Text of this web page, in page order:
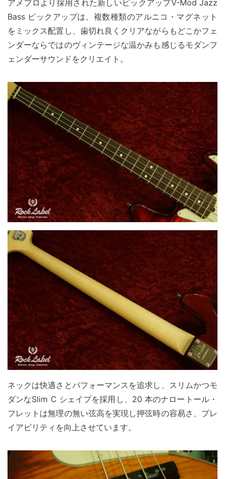
アメプロより採用された新しいピックアップV-Mod Jazz
Bass ピックアップは、複数種類のアルニコ・マグネット
をミックス配置し、歯切れ良くクリアながらもどこかフェ
ンダーならではのヴィンテージな温かみも感じるモダンフ
ェンダーサウンドをクリエイト。
ネックは快適さとパフォーマンスを追求し、スリムかつモ
ダンなSlim C シェイプを採用し、20 本のナロートール・
フレットは無理の無い弦高を実現し押弦時の容易さ、プレ
イアビリティを向上させています。